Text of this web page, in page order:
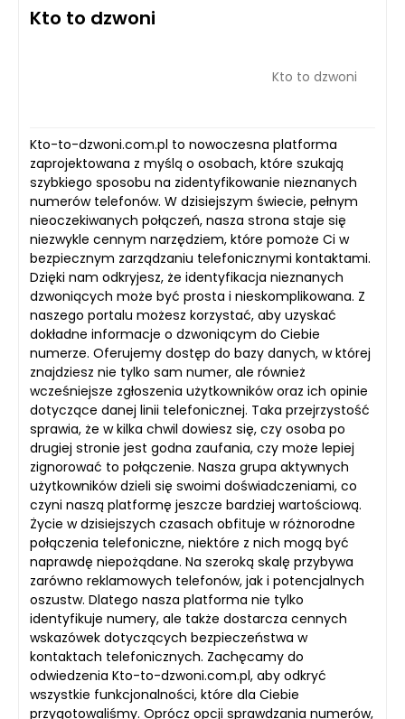
Kto to dzwoni
Kto to dzwoni
Kto-to-dzwoni.com.pl to nowoczesna platforma
zaprojektowana z myślą o osobach, które szukają
szybkiego sposobu na zidentyfikowanie nieznanych
numerów telefonów. W dzisiejszym świecie, pełnym
nieoczekiwanych połączeń, nasza strona staje się
niezwykle cennym narzędziem, które pomoże Ci w
bezpiecznym zarządzaniu telefonicznymi kontaktami.
Dzięki nam odkryjesz, że identyfikacja nieznanych
dzwoniących może być prosta i nieskomplikowana. Z
naszego portalu możesz korzystać, aby uzyskać
dokładne informacje o dzwoniącym do Ciebie
numerze. Oferujemy dostęp do bazy danych, w której
znajdziesz nie tylko sam numer, ale również
wcześniejsze zgłoszenia użytkowników oraz ich opinie
dotyczące danej linii telefonicznej. Taka przejrzystość
sprawia, że w kilka chwil dowiesz się, czy osoba po
drugiej stronie jest godna zaufania, czy może lepiej
zignorować to połączenie. Nasza grupa aktywnych
użytkowników dzieli się swoimi doświadczeniami, co
czyni naszą platformę jeszcze bardziej wartościową.
Życie w dzisiejszych czasach obfituje w różnorodne
połączenia telefoniczne, niektóre z nich mogą być
naprawdę niepożądane. Na szeroką skalę przybywa
zarówno reklamowych telefonów, jak i potencjalnych
oszustw. Dlatego nasza platforma nie tylko
identyfikuje numery, ale także dostarcza cennych
wskazówek dotyczących bezpieczeństwa w
kontaktach telefonicznych. Zachęcamy do
odwiedzenia Kto-to-dzwoni.com.pl, aby odkryć
wszystkie funkcjonalności, które dla Ciebie
przygotowaliśmy. Oprócz opcji sprawdzania numerów,